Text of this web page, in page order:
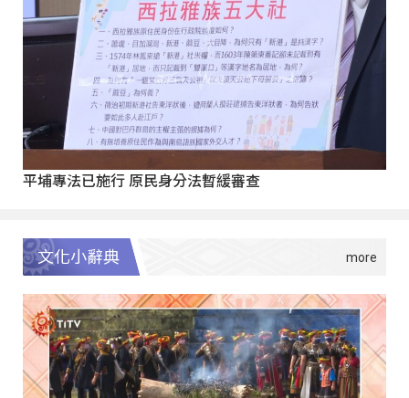
平埔專法已施行 原民身分法暫緩審查
文化小辭典